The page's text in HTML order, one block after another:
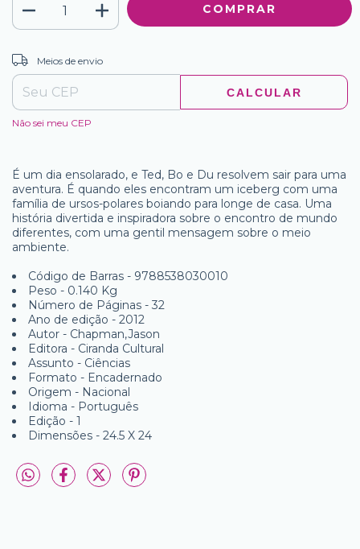
Entregas para o CEP:
Meios de envio
CALCULAR
Não sei meu CEP
É um dia ensolarado, e Ted, Bo e Du resolvem sair para uma
aventura. É quando eles encontram um iceberg com uma
família de ursos-polares boiando para longe de casa. Uma
história divertida e inspiradora sobre o encontro de mundo
diferentes, com uma gentil mensagem sobre o meio
ambiente.
Código de Barras - 9788538030010
Peso - 0.140 Kg
Número de Páginas - 32
Ano de edição - 2012
Autor - Chapman,Jason
Editora - Ciranda Cultural
Assunto - Ciências
Formato - Encadernado
Origem - Nacional
Idioma - Português
Edição - 1
Dimensões - 24.5 X 24